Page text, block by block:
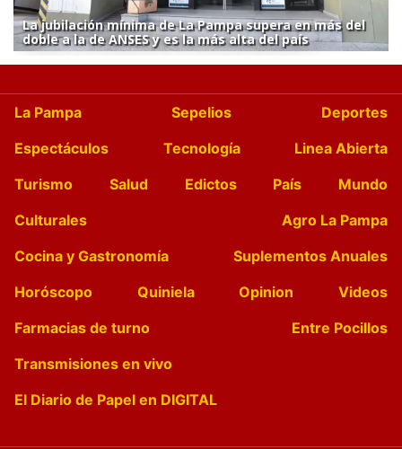
La jubilación mínima de La Pampa supera en más del
doble a la de ANSES y es la más alta del país
La Pampa Sepelios
Deportes
Espectáculos
Tecnología
Linea Abierta
Turismo
Salud Edictos País
Mundo
Culturales
Agro La Pampa
Cocina y Gastronomía
Suplementos Anuales
Horóscopo
Quiniela Opinion
Videos
Farmacias de turno
Entre Pocillos
Transmisiones en vivo
El Diario de Papel en DIGITAL